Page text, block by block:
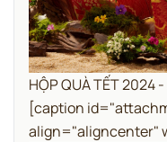
HỘP QUÀ TẾT 2024
[caption
align="aligncenter"